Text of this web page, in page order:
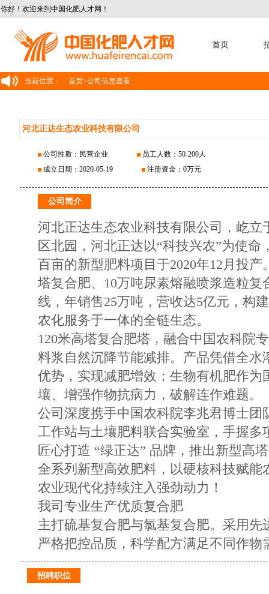
你好！欢迎来到中国化肥人才网！
首页
当前位置： 首页>公司信息查看
河北正达生态农业科技有限公司
公司性质：民营企业
员工人数：50-200人
成立日期：2020-05-19
注册资金：0万元
公司简介
河北正达生态农业科技有限公司，屹立
区北园，河北正达以“科技兴农”为使命
百亩的新型肥料项目于2020年12月投
塔复合肥、10万吨尿素熔融喷浆造粒复
线，年销售25万吨，营收达5亿元，构
农化服务于一体的全链生态。
120米高塔复合肥塔，融合中国农科院
料浆自然沉降节能减排。产品凭借全水
优势，实现减肥增效；生物有机肥作为
壤、增强作物抗病力，破解连作难题。
公司深度携手中国农科院李兆君博士团
工作站与土壤肥料联合实验室，手握多
匠心打造 “绿正达” 品牌，推出新型高
全系列新型高效肥料，以硬核科技赋能
农业现代化持续注入强劲动力！
我司专业生产优质复合肥
主打硫基复合肥与氯基复合肥。采用
严格把控品质，科学配方满足不同作
招聘职位